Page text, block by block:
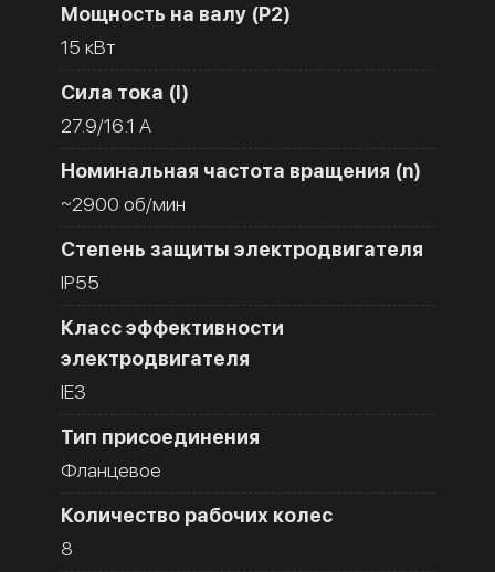
Мощность на валу (Р2)
15 кВт
Сила тока (I)
27.9/16.1 A
Номинальная частота вращения (n)
~2900 об/мин
Степень защиты электродвигателя
IP55
Класс эффективности
электродвигателя
IE3
Тип присоединения
Фланцевое
Количество рабочих колес
8